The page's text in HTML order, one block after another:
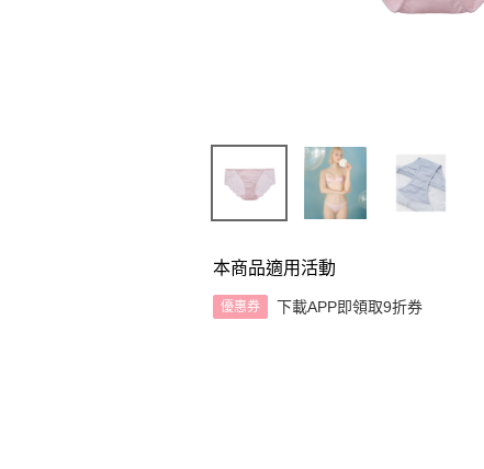
本商品適用活動
優惠券 下載APP即領取9折券